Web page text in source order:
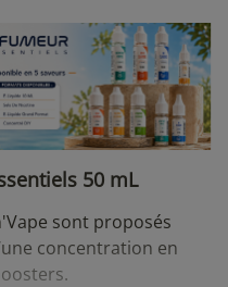
50 mL
sont proposés
concentration en